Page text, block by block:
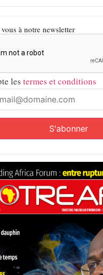
à notre newsletter
les termes et conditions